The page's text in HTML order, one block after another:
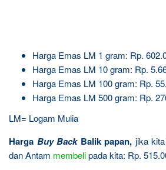
Harga Emas LM 1 gram: Rp.
Harga Emas LM 10 gram: Rp.
Harga Emas LM 100 gram: Rp.
Harga Emas LM 500 gram: Rp.
LM= Logam Mulia
Harga Buy Back Balik papan, jika
dan Antam membelipada kita: Rp.